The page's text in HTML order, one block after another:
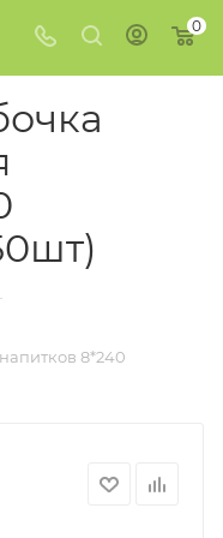
0
8*240